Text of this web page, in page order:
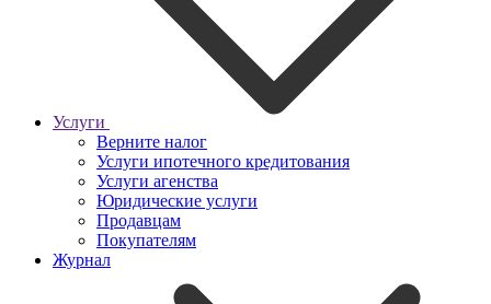
Услуги
Верните налог
Услуги ипотечного кредитования
Услуги агенства
Юридические услуги
Продавцам
Покупателям
Журнал